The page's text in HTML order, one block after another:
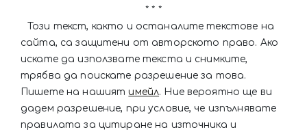
* * *
Този текст, както и останалите текстове на
сайта, са защитени от авторското право. Ако
искате да използвате текста и снимките,
трябва да поискате разрешение за това.
Пишете на нашиятимейл. Ние вероятно ще ви
дадем разрешение, при условие, че изпълнявате
правилата за цитиране на източника и